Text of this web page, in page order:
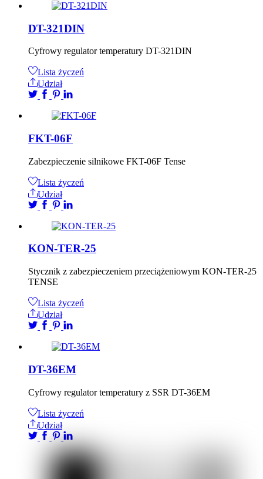
DT-321DIN
Cyfrowy regulator temperatury DT-321DIN
Lista życzeń
Udział
FKT-06F
Zabezpieczenie silnikowe FKT-06F Tense
Lista życzeń
Udział
KON-TER-25
Stycznik z zabezpieczeniem przeciążeniowym KON-TER-25
TENSE
Lista życzeń
Udział
DT-36EM
Cyfrowy regulator temperatury z SSR DT-36EM
Lista życzeń
Udział